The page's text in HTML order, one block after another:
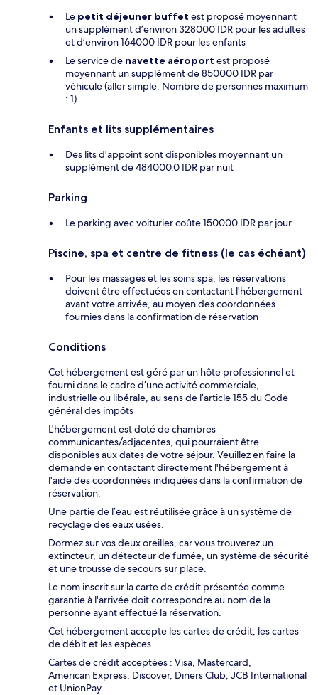
Le petit déjeuner buffet est proposé moyennant
un supplément d’environ 328000 IDR pour les adultes
et d’environ 164000 IDR pour les enfants
Le service de navette aéroport est proposé
moyennant un supplément de 850000 IDR par
véhicule (aller simple. Nombre de personnes maximum
: 1)
Enfants et lits supplémentaires
Des lits d'appoint sont disponibles moyennant un
supplément de 484000.0 IDR par nuit
Parking
Le parking avec voiturier coûte 150000 IDR par jour
Piscine, spa et centre de fitness (le cas échéant)
Pour les massages et les soins spa, les réservations
doivent être effectuées en contactant l'hébergement
avant votre arrivée, au moyen des coordonnées
fournies dans la confirmation de réservation
Conditions
Cet hébergement est géré par un hôte professionnel et
fourni dans le cadre d’une activité commerciale,
industrielle ou libérale, au sens de l’article 155 du Code
général des impôts
L'hébergement est doté de chambres
communicantes/adjacentes, qui pourraient être
disponibles aux dates de votre séjour. Veuillez en faire la
demande en contactant directement l'hébergement à
l'aide des coordonnées indiquées dans la confirmation de
réservation.
Une partie de l’eau est réutilisée grâce à un système de
recyclage des eaux usées.
Dormez sur vos deux oreilles, car vous trouverez un
extincteur, un détecteur de fumée, un système de sécurité
et une trousse de secours sur place.
Le nom inscrit sur la carte de crédit présentée comme
garantie à l'arrivée doit correspondre au nom de la
personne ayant effectué la réservation.
Cet hébergement accepte les cartes de crédit, les cartes
de débit et les espèces.
Cartes de crédit acceptées : Visa, Mastercard,
American Express, Discover, Diners Club, JCB International
et UnionPay.